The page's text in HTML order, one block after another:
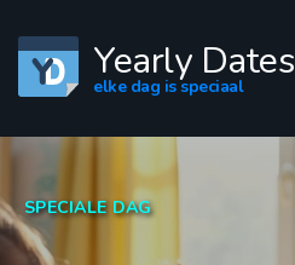
Yearly Dates
elke dag is speciaal
SPECIALE DAG